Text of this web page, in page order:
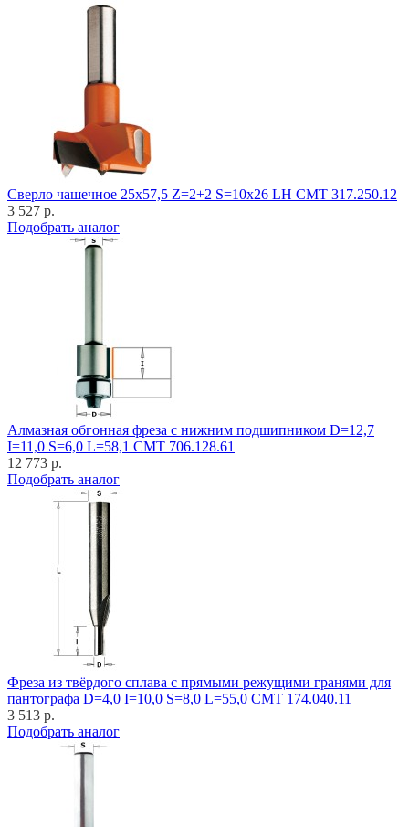
Cверло чашечное 25x57,5 Z=2+2 S=10x26 LH CMT 317.250.12
3 527 р.
Подобрать аналог
Алмазная обгонная фреза с нижним подшипником D=12,7
I=11,0 S=6,0 L=58,1 CMT 706.128.61
12 773 р.
Подобрать аналог
Фреза из твёрдого сплава с прямыми режущими гранями для
пантографа D=4,0 I=10,0 S=8,0 L=55,0 CMT 174.040.11
3 513 р.
Подобрать аналог